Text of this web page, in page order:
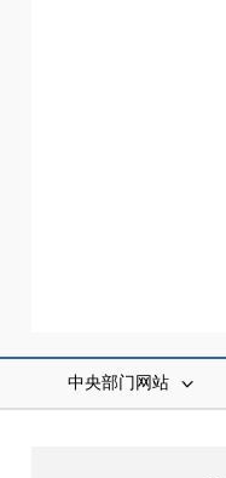
中央部门网站